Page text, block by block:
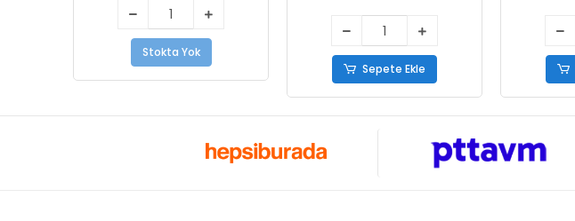
Stokta Yok
Sepete Ekle